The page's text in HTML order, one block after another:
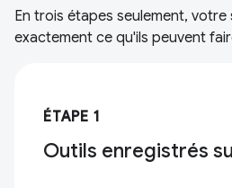
En trois étapes seulement,
exactement ce qu'ils peuvent
ÉTAPE 1
Outils enregistrés